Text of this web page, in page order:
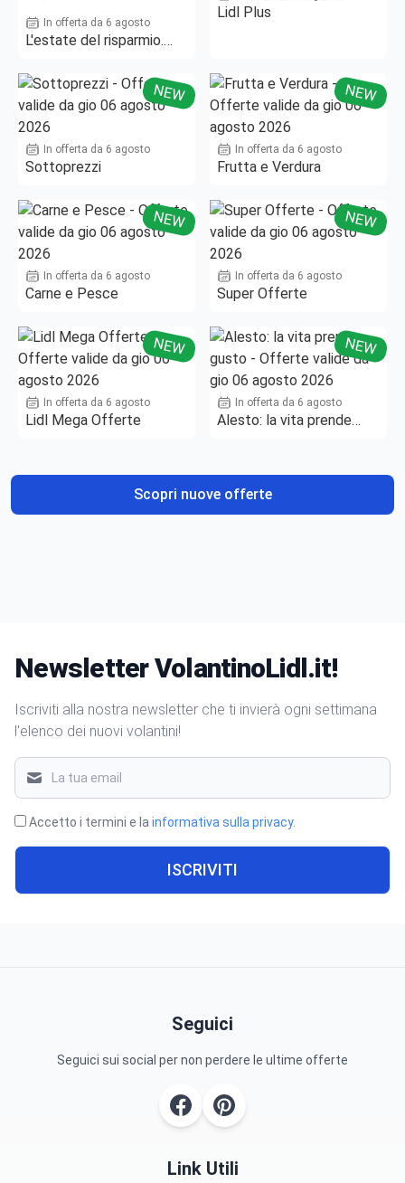
In offerta da 6 agosto
L'estate del risparmio.
Lidl Plus
NEW
In offerta da 6 agosto
Sottoprezzi
NEW
In offerta da 6 agosto
Frutta e Verdura
NEW
In offerta da 6 agosto
Carne e Pesce
NEW
In offerta da 6 agosto
Super Offerte
NEW
In offerta da 6 agosto
Lidl Mega Offerte
NEW
In offerta da 6 agosto
Alesto: la vita prende
Scopri nuove offerte
Newsletter VolantinoLidl.it!
Iscriviti alla nostra newsletter che ti invierà ogni settimana
l'elenco dei nuovi volantini!
Accetto i termini e la informativa sulla privacy.
ISCRIVITI
Seguici
Seguici sui social per non perdere le ultime offerte
Link Utili